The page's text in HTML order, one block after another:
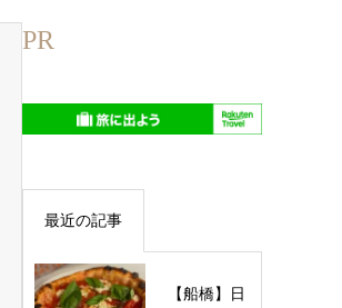
PR
最近の記事
【船橋】日